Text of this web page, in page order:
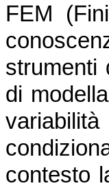
FEM
strumenti
di
contesto